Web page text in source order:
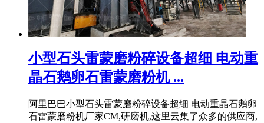
小型石头雷蒙磨粉碎设备超细 电动重
晶石鹅卵石雷蒙磨粉机 ...
阿里巴巴小型石头雷蒙磨粉碎设备超细 电动重晶石鹅卵
石雷蒙磨粉机厂家CM,研磨机,这里云集了众多的供应商,